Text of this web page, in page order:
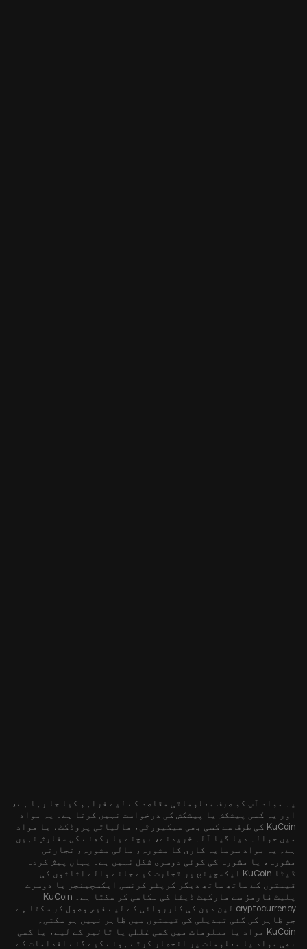
یہ مواد آپ کو صرف معلوماتی مقاصد کے لیے فراہم کیا جا رہا ہے،
اور یہ کسی پیشکش یا پیشکش کی درخواست نہیں کرتا ہے۔ یہ مواد
KuCoin کی طرف سے کسی بھی سیکیورٹی، مالیاتی پروڈکٹ، یا مواد
میں حوالہ دیا گیا آلہ خریدنے، بیچنے یا رکھنے کی سفارش نہیں
ہے۔ یہ مواد سرمایہ کاری کا مشورہ، مالی مشورہ، تجارتی
مشورہ، یا مشورہ کی کوئی دوسری شکل نہیں ہے۔ یہاں پیش کردہ
ڈیٹا KuCoin ایکسچینج پر تجارت کیے جانے والے اثاثوں کی
قیمتوں کے ساتھ ساتھ دیگر کرپٹو کرنسی ایکسچینجز یا دوسرے
پلیٹ فارمز سے مارکیٹ ڈیٹا کی عکاسی کر سکتا ہے۔ KuCoin
cryptocurrency لین دین کی کارروائی کے لیے فیس وصول کر سکتا ہے
جو ظاہر کی گئی تبدیلی کی قیمتوں میں ظاہر نہیں ہو سکتی۔
KuCoin مواد یا معلومات میں کسی غلطی یا تاخیر کے لیے، یا کسی
بھی مواد یا معلومات پر انحصار کرتے ہوئے کیے گئے اقدامات کے